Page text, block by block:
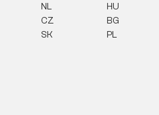
NL
CZ
SK
HU
BG
PL